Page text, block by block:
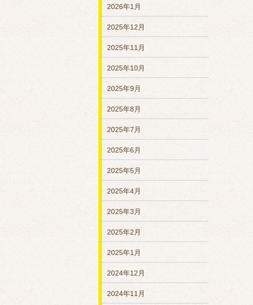
2026年1月
2025年12月
2025年11月
2025年10月
2025年9月
2025年8月
2025年7月
2025年6月
2025年5月
2025年4月
2025年3月
2025年2月
2025年1月
2024年12月
2024年11月